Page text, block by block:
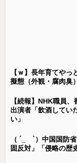
【ｗ】長年育てや
擬態（外観・腐肉臭
【続報】NHK職員
出演者「飲酒してい
い」
（ ´_ゝ`）中国国防
固反対」「侵略の歴